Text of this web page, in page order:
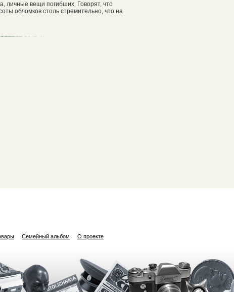
личные вещи погибших. Говорят, что
обломков столь стремительно, что на
Семейный альбом О проекте